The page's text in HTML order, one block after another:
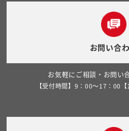
お問い合
お気軽にご相談・お問い
【受付時間】9：00～17：00